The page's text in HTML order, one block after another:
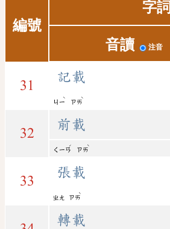
編號
字詞
音讀 注音
31
記載
ㄐㄧ
ˋ
ㄗㄞ
ˋ
32
前載
ㄑㄧㄢ
ˊ
ㄗㄞ
ˋ
33
張載
ㄓㄤ ㄗㄞ
ˋ
轉載